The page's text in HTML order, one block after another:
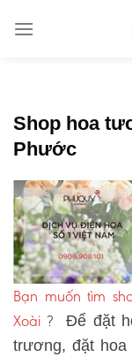
Shop hoa
Phước
Bạn muốn tìm
Xoài ? Để đặt
trương, đặt hoa